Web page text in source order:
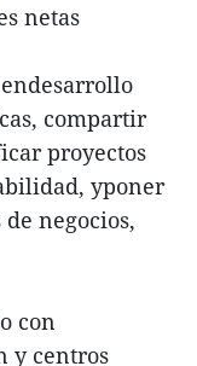
netas
compartir
proyectos
yponer
negocios,
con
y centros